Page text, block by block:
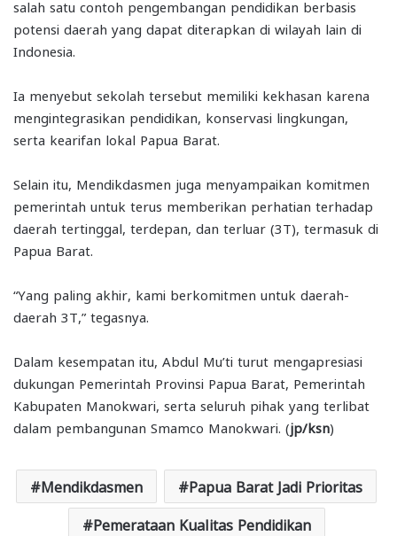
salah satu contoh pengembangan pendidikan berbasis
potensi daerah yang dapat diterapkan di wilayah lain di
Indonesia.
Ia menyebut sekolah tersebut memiliki kekhasan karena
mengintegrasikan pendidikan, konservasi lingkungan,
serta kearifan lokal Papua Barat.
Selain itu, Mendikdasmen juga menyampaikan komitmen
pemerintah untuk terus memberikan perhatian terhadap
daerah tertinggal, terdepan, dan terluar (3T), termasuk di
Papua Barat.
“Yang paling akhir, kami berkomitmen untuk daerah-
daerah 3T,” tegasnya.
Dalam kesempatan itu, Abdul Mu’ti turut mengapresiasi
dukungan Pemerintah Provinsi Papua Barat, Pemerintah
Kabupaten Manokwari, serta seluruh pihak yang terlibat
dalam pembangunan Smamco Manokwari. (jp/ksn)
Mendikdasmen Papua Barat Jadi Prioritas
Pemerataan Kualitas Pendidikan